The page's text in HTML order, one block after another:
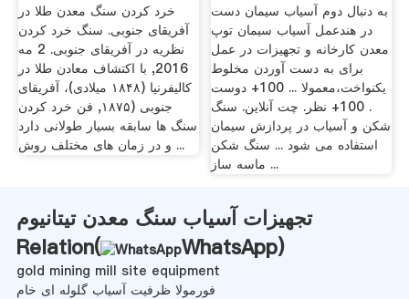
خرد کردن سنگ معدن طلا در
آفریقای جنوبی. سنگ خرد کردن
نظریه در آفریقای جنوبی. 2 مه
2016, با اکتشاف معادن طلا در
کالیفرنیا (۱۸۴۸ میلادی)، آفریقای
جنوبی (۱۸۷۵, فن خرد کردن
سنگ ها سابقه بسیار طولانی دارد
و در زمان های مختلف روش ...
به دنبال دوم آسیاب سیمان دست
در هندعمل آسیاب سیمان توپ
معدن کارخانه و تجهیزات در عمل
برای به دست آوردن مخلوط
یکنواخت،معمولا ... 100+ دوست
. 100+ نظر. چت آنلاین. سنگ
شکن و آسیاب در پردازش سیمان
استفاده می شود ... سنگ شکن
ماسه ساز ...
تجهیزات آسیاب سنگ معدن تیتانیوم
Relation(
WhatsApp)
gold mining mill site equipment
فورمولا ظرفیت آسیاب گلوله ای خام